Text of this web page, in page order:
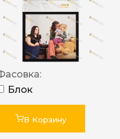
Блок
В Корзину